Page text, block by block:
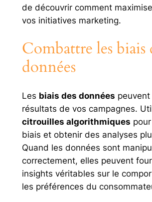
de découvrir comment
vos initiatives marketing.
Combattre les biais
données
Les biais des données
résultats de vos campagnes.
citrouilles algorithmiques
biais et obtenir des analyses
Quand les données sont
correctement, elles peuvent
insights véritables sur le
les préférences du